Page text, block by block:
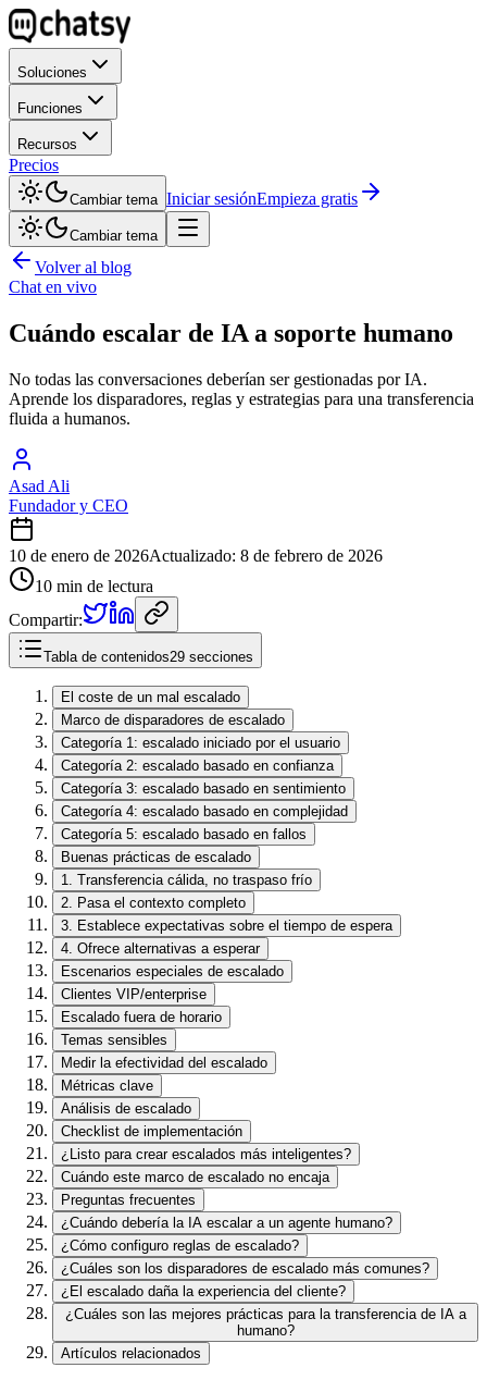
Soluciones
Funciones
Recursos
Precios
Cambiar tema Iniciar sesiónEmpieza gratis
Cambiar tema
Volver al blog
Chat en vivo
Cuándo escalar de IA a soporte humano
No todas las conversaciones deberían ser gestionadas por IA.
Aprende los disparadores, reglas y estrategias para una transferencia
fluida a humanos.
Asad Ali
Fundador y CEO
10 de enero de 2026Actualizado: 8 de febrero de 2026
10 min de lectura
Compartir:
Tabla de contenidos29 secciones
El coste de un mal escalado
Marco de disparadores de escalado
Categoría 1: escalado iniciado por el usuario
Categoría 2: escalado basado en confianza
Categoría 3: escalado basado en sentimiento
Categoría 4: escalado basado en complejidad
Categoría 5: escalado basado en fallos
Buenas prácticas de escalado
1. Transferencia cálida, no traspaso frío
2. Pasa el contexto completo
3. Establece expectativas sobre el tiempo de espera
4. Ofrece alternativas a esperar
Escenarios especiales de escalado
Clientes VIP/enterprise
Escalado fuera de horario
Temas sensibles
Medir la efectividad del escalado
Métricas clave
Análisis de escalado
Checklist de implementación
¿Listo para crear escalados más inteligentes?
Cuándo este marco de escalado no encaja
Preguntas frecuentes
¿Cuándo debería la IA escalar a un agente humano?
¿Cómo configuro reglas de escalado?
¿Cuáles son los disparadores de escalado más comunes?
¿El escalado daña la experiencia del cliente?
¿Cuáles son las mejores prácticas para la transferencia de IA a
humano?
Artículos relacionados